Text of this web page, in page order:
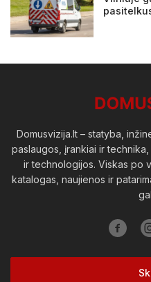
Domusvizija.lt – statyba,
paslaugos, įrankiai ir
ir technologijos. Viskas po
katalogas, naujienos ir